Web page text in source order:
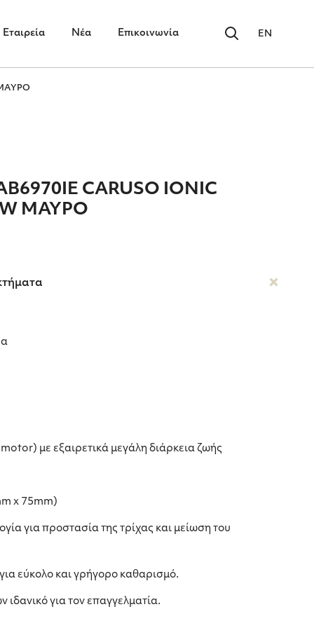
Εταιρεία Νέα Επικοινωνία EN
ΜΑΥΡΟ
CARUSO IONIC
ΜΑΥΡΟ
με εξαιρετικά μεγάλη διάρκεια ζωής
x 75mm)
για προστασία της τρίχας και μείωση του
εύκολο και γρήγορο καθαρισμό.
για τον επαγγελματία.